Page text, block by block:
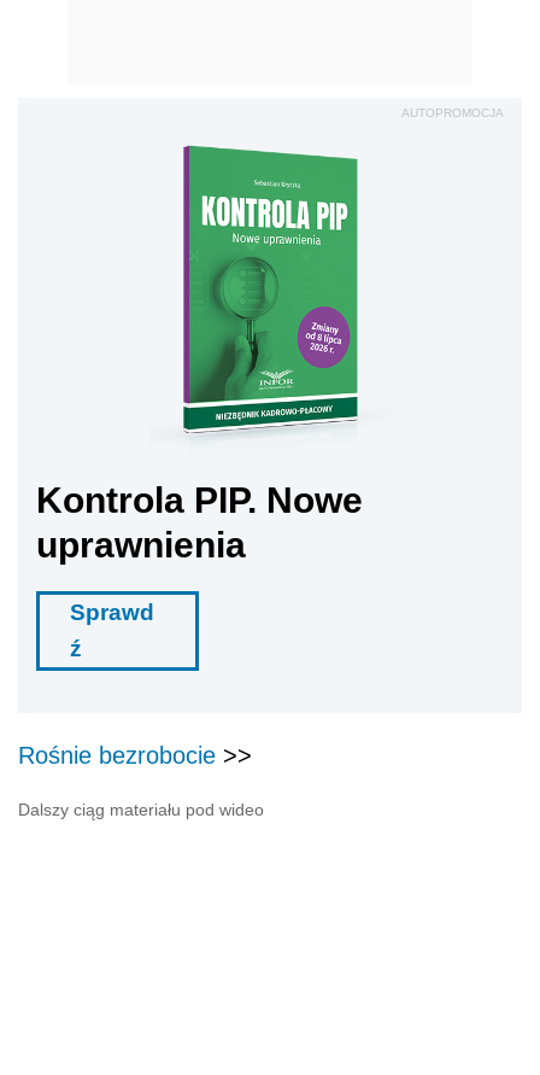
AUTOPROMOCJA
Kontrola PIP. Nowe
uprawnienia
Sprawd
ź
Rośnie bezrobocie >>
Dalszy ciąg materiału pod wideo